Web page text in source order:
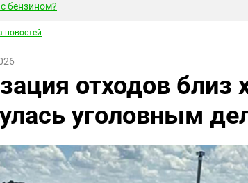
бензином?
новостей
отходов близ
уголовным